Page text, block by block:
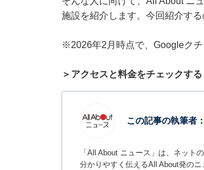
施設を紹介します。今回紹介す
※2026年2月時点で、Googleク
＞アクセスと料金をチェックする
この記事の執筆者：
「All About ニュース」は、ネット
分かりやすく伝えるAll About発の